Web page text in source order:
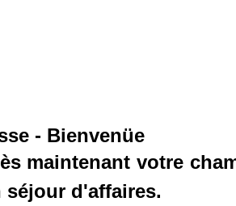
- Bienvenüe
maintenant votre
d'affaires.